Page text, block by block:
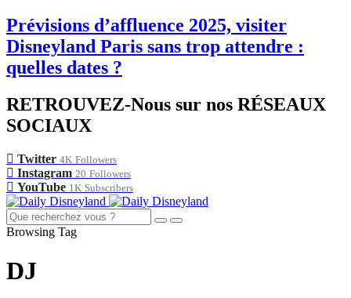
Prévisions d’affluence 2025, visiter
Disneyland Paris sans trop attendre :
quelles dates ?
RETROUVEZ-Nous sur nos RÉSEAUX
SOCIAUX
Twitter 4K Followers
Instagram 20 Followers
YouTube 1K Subscribers
Browsing Tag
DJ